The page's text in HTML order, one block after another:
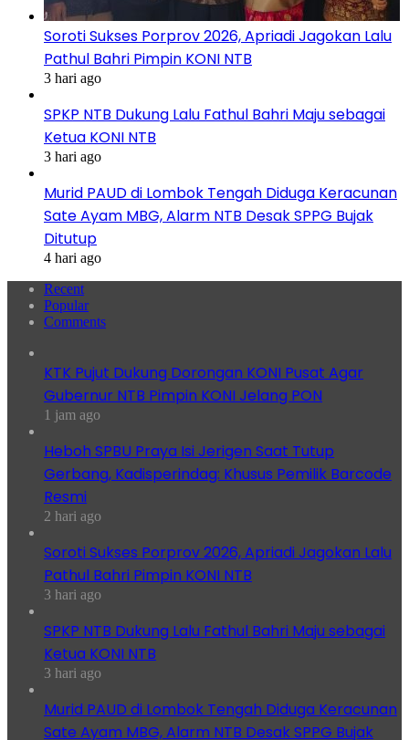
Soroti Sukses Porprov 2026, Apriadi Jagokan Lalu
Pathul Bahri Pimpin KONI NTB
3 hari ago
SPKP NTB Dukung Lalu Fathul Bahri Maju sebagai
Ketua KONI NTB
3 hari ago
Murid PAUD di Lombok Tengah Diduga Keracunan
Sate Ayam MBG, Alarm NTB Desak SPPG Bujak
Ditutup
4 hari ago
Recent
Popular
Comments
KTK Pujut Dukung Dorongan KONI Pusat Agar
Gubernur NTB Pimpin KONI Jelang PON
1 jam ago
Heboh SPBU Praya Isi Jerigen Saat Tutup
Gerbang, Kadisperindag: Khusus Pemilik Barcode
Resmi
2 hari ago
Soroti Sukses Porprov 2026, Apriadi Jagokan Lalu
Pathul Bahri Pimpin KONI NTB
3 hari ago
SPKP NTB Dukung Lalu Fathul Bahri Maju sebagai
Ketua KONI NTB
3 hari ago
Murid PAUD di Lombok Tengah Diduga Keracunan
Sate Ayam MBG, Alarm NTB Desak SPPG Bujak